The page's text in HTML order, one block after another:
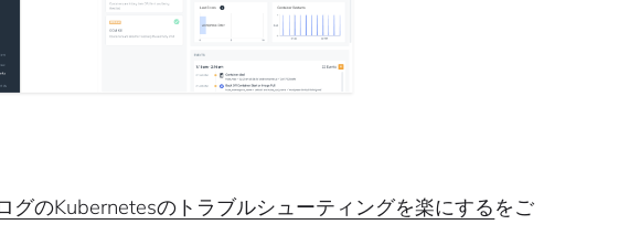
のKubernetesのトラブルシューティングを楽にするをご